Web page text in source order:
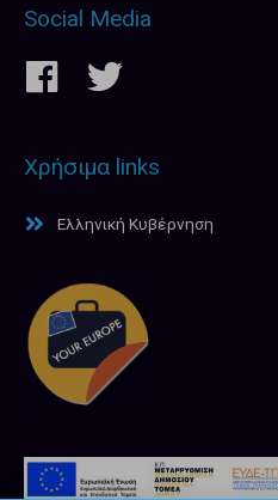
Social Media
Χρήσιμα links
Ελληνική Κυβέρνηση